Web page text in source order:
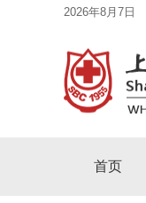
2026年8月7日
首页